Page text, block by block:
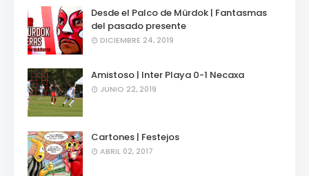
Desde el Palco de Mürdok | Fantasmas
del pasado presente
DICIEMBRE 24, 2019
Amistoso | Inter Playa 0-1 Necaxa
JUNIO 22, 2019
Cartones | Festejos
ABRIL 02, 2017